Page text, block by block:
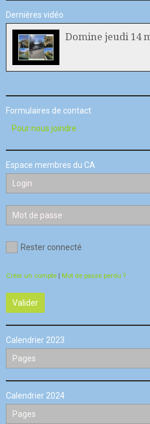
Dernières vidéo
Domine jeudi 14
Formulaires de contact
Pour nous joindre
Espace membres du CA
Rester connecté
Créer un compte | Mot de passe perdu ?
Valider
Calendrier 2023
Calendrier 2024